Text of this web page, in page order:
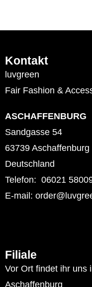
Kontakt
luvgreen
Fair Fashion &
ASCHAFFENBURG
Sandgasse 54
63739 Aschaffenburg
Deutschland
Telefon: 06021
E-mail:
Filiale
Vor Ort findet ihr uns
Aschaffenburg